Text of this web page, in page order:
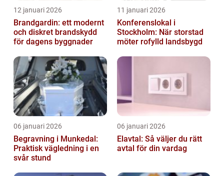
12 januari 2026
Brandgardin: ett modernt
och diskret brandskydd
för dagens byggnader
11 januari 2026
Konferenslokal i
Stockholm: När storstad
möter rofylld landsbygd
06 januari 2026
Begravning i Munkedal:
Praktisk vägledning i en
svår stund
06 januari 2026
Elavtal: Så väljer du rätt
avtal för din vardag